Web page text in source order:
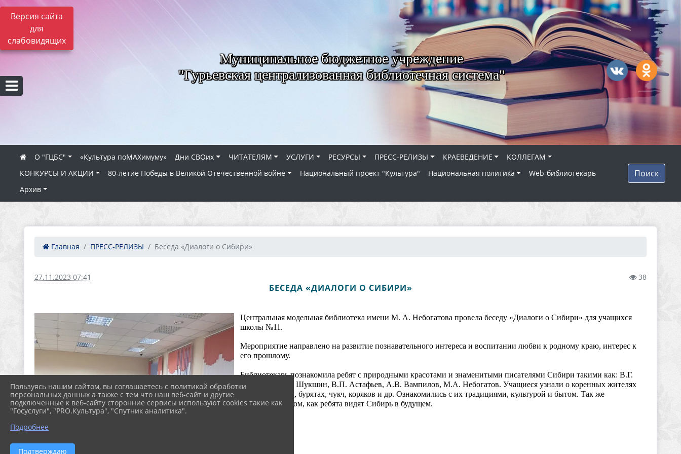
Версия сайта
для
слабовидящих
Муниципальное бюджетное учреждение
"Гурьевская централизованная библиотечная система"
О "ГЦБС" «Культура поMAXимуму» Дни СВОих ЧИТАТЕЛЯМ УСЛУГИ РЕСУРСЫ ПРЕСС-РЕЛИЗЫ КРАЕВЕДЕНИЕ
КОЛЛЕГАМ
КОНКУРСЫ И АКЦИИ
80‑летие Победы в Великой Отечественной войне Национальный проект "Культура" Национальная политика
Web-библиотекарь
Архив
Поиск
Главная ПРЕСС-РЕЛИЗЫ Беседа «Диалоги о Сибири»
27.11.2023 07:41 38
БЕСЕДА «ДИАЛОГИ О СИБИРИ»
Центральная модельная библиотека имени М. А. Небогатова провела беседу «Диалоги о Сибири» для учащихся
школы №11.
Мероприятие направлено на развитие познавательного интереса и воспитании любви к родному краю, интерес к
его прошлому.
Библиотекарь познакомила ребят с природными красотами и знаменитыми писателями Сибири такими как: В.Г.
Распутин, В.М. Шукшин, В.П. Астафьев, А.В. Вампилов, М.А. Небогатов. Учащиеся узнали о коренных жителях
Сибири: якутах, бурятах, чукч, коряков и др. Ознакомились с их традициями, культурой и бытом. Так же
поговорили о том, как ребята видят Сибирь в будущем.
Пользуясь нашим сайтом, вы соглашаетесь с политикой обработки
персональных данных а также с тем что наш веб-сайт и другие
подключенные к веб-сайту сторонние сервисы используют cookies такие как
"Госуслуги", "PRO.Культура", "Спутник аналитика".
Подробнее
Подтверждаю